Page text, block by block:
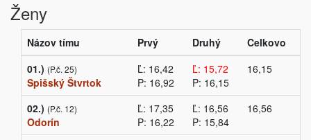
Ženy
Názov tímu Prvý Druhý
Celkovo
01.) (P.č. 25)
Spišský Štvrtok
Ľ: 16,42
P: 16,92
Ľ: 15,72
P: 16,15
16,15
02.) (P.č. 12)
Odorín
Ľ: 17,35
P: 16,22
Ľ: 16,56
P: 15,84
16,56